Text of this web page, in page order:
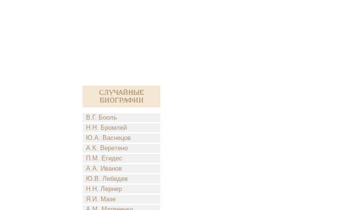
Случайные
биографии
В.Г. Бооль
Н.Н. Бромлей
Ю.А. Васнецов
А.К. Веретено
П.М. Егидес
А.А. Иванов
Ю.В. Лебедев
Н.Н. Лернер
Я.И. Мазе